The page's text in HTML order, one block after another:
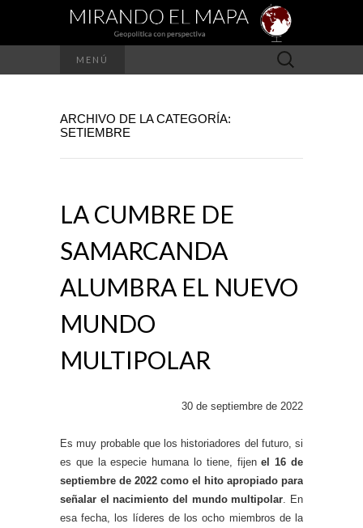
MENÚ Buscar:
ARCHIVO DE LA CATEGORÍA:
SETIEMBRE
LA CUMBRE DE
SAMARCANDA
ALUMBRA EL NUEVO
MUNDO
MULTIPOLAR
30 de septiembre de 2022
Es muy probable que los historiadores del futuro, si
es que la especie humana lo tiene, fijenel 16 de
septiembre de 2022 como el hito apropiado para
señalar el nacimiento del mundo multipolar . En
esa fecha, los líderes de los ocho miembros de la